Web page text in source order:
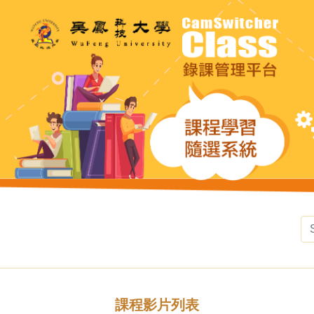
課程影片列表